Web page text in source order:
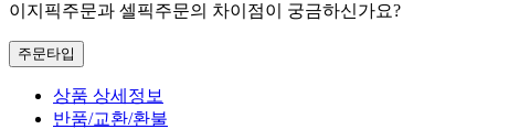
이지픽주문과 셀픽주문의 차이점이 궁금하신가요?
주문타입
상품 상세정보
반품/교환/환불